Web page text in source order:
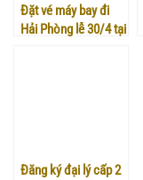
Đặt vé máy bay đi
Hải Phòng lễ 30/4 tại
Đăng ký đại lý cấp 2